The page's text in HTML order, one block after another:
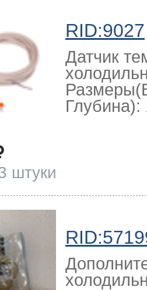
RID:9027
Датчик
Глубина):
штуки